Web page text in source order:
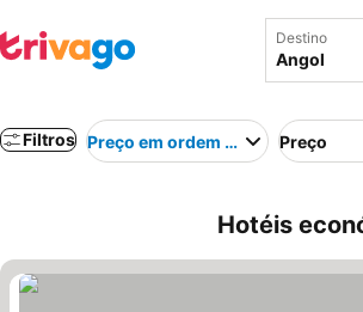
Destino
Filtros Preço em ordem crescentePreço
Hotéis